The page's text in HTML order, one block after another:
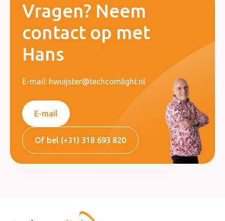
Vragen? Neem
contact op met
Hans
E-mail: hwuijster@techcomlight.nl
E-mail
Of bel (+31) 318 693 820